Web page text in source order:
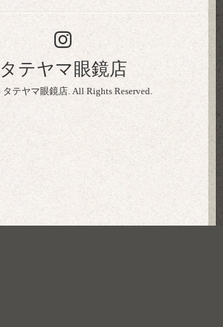
タテヤマ眼鏡店
タテヤマ眼鏡店 . All Rights Reserved.